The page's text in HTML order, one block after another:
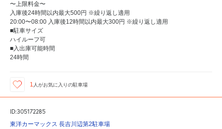
〜上限料金〜
入庫後24時間以内最大500円 ※繰り返し適用
20:00〜08:00 入庫後12時間以内最大300円 ※繰り返し適用
■駐車サイズ
ハイルーフ可
■入出庫可能時間
24時間
1 人がお気に入りの駐車場
ID:305172285
東洋カーマックス 長吉川辺第2駐車場